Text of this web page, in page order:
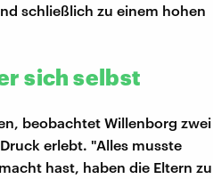
schließlich zu einem hohen
sich selbst
beobachtet Willenborg zwei
erlebt. "Alles musste
hast, haben die Eltern zu